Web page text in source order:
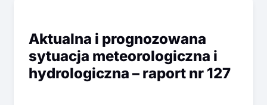
Aktualna i prognozowana
sytuacja meteorologiczna i
hydrologiczna – raport nr 127